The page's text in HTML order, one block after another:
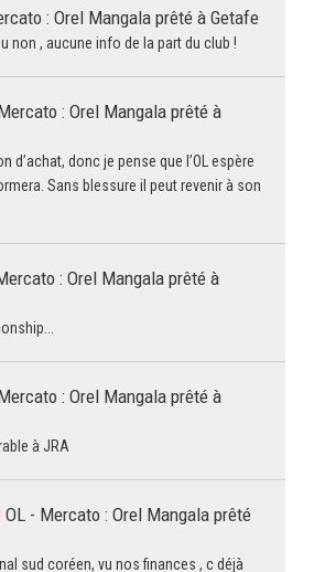
: Orel Mangala prêté à Getafe
non , aucune info de la part du club !
: Orel Mangala prêté à
d’achat, donc je pense que l’OL espère
Sans blessure il peut revenir à son
: Orel Mangala prêté à
: Orel Mangala prêté à
à JRA
OL - Mercato : Orel Mangala prêté
sud coréen, vu nos finances , c déjà